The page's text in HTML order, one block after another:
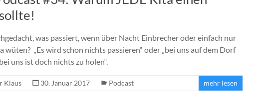
was passiert, wenn über Nacht Einbrecher oder einfach nur
wüten? „Es wird schon nichts passieren“ oder „bei uns auf dem Dorf
uns ist doch nichts zu holen“.
Klaus 30. Januar 2017 Podcast mehr lesen